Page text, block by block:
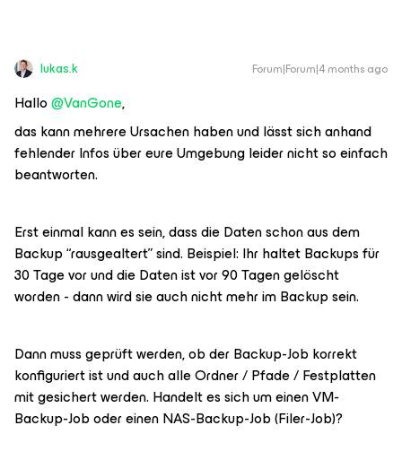
lukas.k Forum|Forum|4 months ago
Hallo ​@VanGone,
das kann mehrere Ursachen haben und lässt sich anhand
fehlender Infos über eure Umgebung leider nicht so einfach
beantworten.
Erst einmal kann es sein, dass die Daten schon aus dem
Backup “rausgealtert” sind. Beispiel: Ihr haltet Backups für
30 Tage vor und die Daten ist vor 90 Tagen gelöscht
worden - dann wird sie auch nicht mehr im Backup sein.
Dann muss geprüft werden, ob der Backup-Job korrekt
konfiguriert ist und auch alle Ordner / Pfade / Festplatten
mit gesichert werden. Handelt es sich um einen VM-
Backup-Job oder einen NAS-Backup-Job (Filer-Job)?